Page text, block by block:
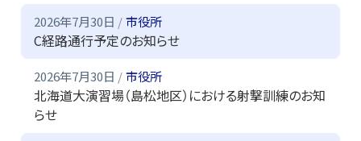
2026年7月30日 市役所
C経路通行予定のお知らせ
2026年7月30日 市役所
北海道大演習場（島松地区）における射撃訓練のお知
らせ